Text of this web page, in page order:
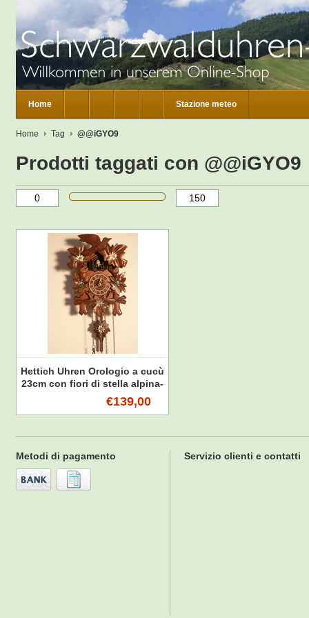
Home Stazione meteo
Home Tag @@iGYO9
Prodotti taggati con @@iGYO9
Hettich Uhren Orologio a cucù
23cm con fiori di stella alpina-
genziana dipinto a mano con
movimento al quarzo e
€139,00
Metodi di pagamento Servizio clienti e contatti